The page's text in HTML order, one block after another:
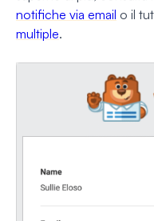
notifiche via email o il
multiple.